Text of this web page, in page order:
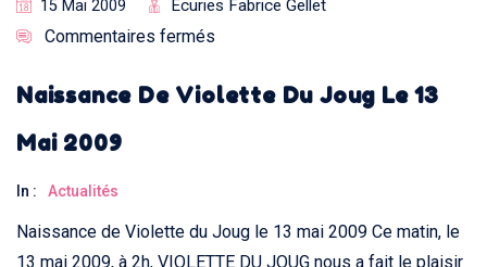
15 Mai 2009 Ecuries Fabrice Gellet
Commentaires fermés
Naissance De Violette Du Joug Le 13
Mai 2009
In : Actualités
Naissance de Violette du Joug le 13 mai 2009 Ce matin, le
13 mai 2009, à 2h, VIOLETTE DU JOUG nous a fait le plaisir